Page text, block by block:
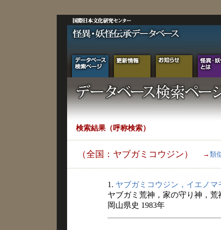
検索結果（呼称検索）
（全国：ヤブガミコウジン） → 類
1. ヤブガミコウジン，イエノ
ヤブガミ荒神，家の守り神，荒
岡山県史 1983年